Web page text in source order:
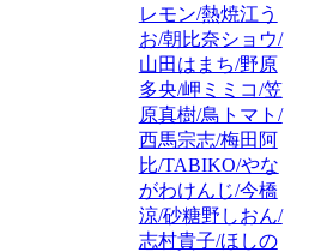
レモン/熱焼江う
お/朝比奈ショウ/
山田はまち/野原
多央/岬ミミコ/笠
原真樹/鳥トマト/
西馬宗志/梅田阿
比/TABIKO/やな
がわけんじ/今橋
涼/砂糖野しおん/
志村貴子/ほしの